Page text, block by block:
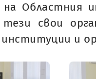
Областния
свои
и